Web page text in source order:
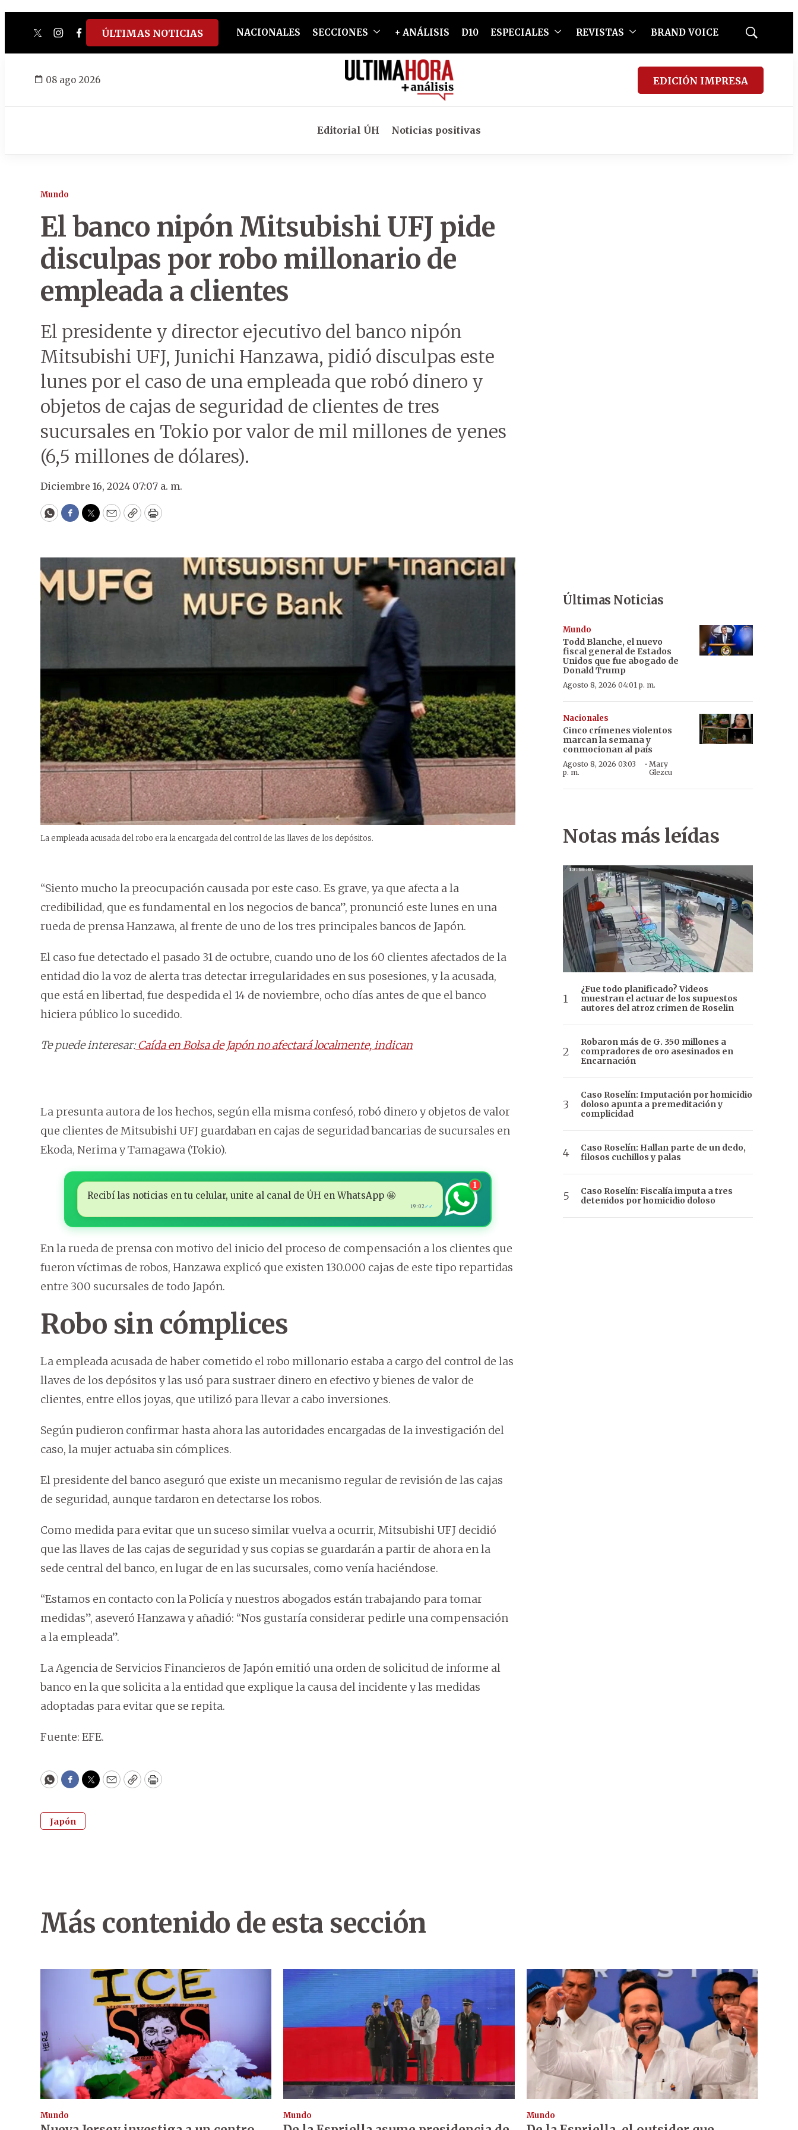
twitterinstagram
facebook
tiktokyoutube
spotify
ÚLTIMAS NOTICIAS NACIONALES SECCIONES + ANÁLISIS D10 ESPECIALES REVISTAS BRAND VOICE
Mostrar
08 ago 2026 EDICIÓN IMPRESA
Editorial ÚH Noticias positivas
Mundo
El banco nipón Mitsubishi UFJ pide
disculpas por robo millonario de
empleada a clientes
El presidente y director ejecutivo del banco nipón
Mitsubishi UFJ, Junichi Hanzawa, pidió disculpas este
lunes por el caso de una empleada que robó dinero y
objetos de cajas de seguridad de clientes de tres
sucursales en Tokio por valor de mil millones de yenes
(6,5 millones de dólares).
Diciembre 16, 2024 07:07 a. m.
WhatsApp
Facebook
Twitter
EmailCopyPrint
La empleada acusada del robo era la encargada del control de las llaves de los depósitos.
“Siento mucho la preocupación causada por este caso. Es grave, ya que afecta a la
credibilidad, que es fundamental en los negocios de banca”, pronunció este lunes en una
rueda de prensa Hanzawa, al frente de uno de los tres principales bancos de Japón.
El caso fue detectado el pasado 31 de octubre, cuando uno de los 60 clientes afectados de la
entidad dio la voz de alerta tras detectar irregularidades en sus posesiones, y la acusada,
que está en libertad, fue despedida el 14 de noviembre, ocho días antes de que el banco
hiciera público lo sucedido.
Te puede interesar:Caída en Bolsa de Japón no afectará localmente, indican
La presunta autora de los hechos, según ella misma confesó, robó dinero y objetos de valor
que clientes de Mitsubishi UFJ guardaban en cajas de seguridad bancarias de sucursales en
Ekoda, Nerima y Tamagawa (Tokio).
Recibí las noticias en tu celular, unite al canal de ÚH en WhatsApp 🤩
19:02✓✓
1
En la rueda de prensa con motivo del inicio del proceso de compensación a los clientes que
fueron víctimas de robos, Hanzawa explicó que existen 130.000 cajas de este tipo repartidas
entre 300 sucursales de todo Japón.
Robo sin cómplices
La empleada acusada de haber cometido el robo millonario estaba a cargo del control de las
llaves de los depósitos y las usó para sustraer dinero en efectivo y bienes de valor de
clientes, entre ellos joyas, que utilizó para llevar a cabo inversiones.
Según pudieron confirmar hasta ahora las autoridades encargadas de la investigación del
caso, la mujer actuaba sin cómplices.
El presidente del banco aseguró que existe un mecanismo regular de revisión de las cajas
de seguridad, aunque tardaron en detectarse los robos.
Como medida para evitar que un suceso similar vuelva a ocurrir, Mitsubishi UFJ decidió
que las llaves de las cajas de seguridad y sus copias se guardarán a partir de ahora en la
sede central del banco, en lugar de en las sucursales, como venía haciéndose.
“Estamos en contacto con la Policía y nuestros abogados están trabajando para tomar
medidas”, aseveró Hanzawa y añadió: “Nos gustaría considerar pedirle una compensación
a la empleada”.
La Agencia de Servicios Financieros de Japón emitió una orden de solicitud de informe al
banco en la que solicita a la entidad que explique la causa del incidente y las medidas
adoptadas para evitar que se repita.
Fuente: EFE.
WhatsApp
Facebook
Twitter
EmailCopyPrint
Japón
Últimas Noticias
Mundo
Todd Blanche, el nuevo
fiscal general de Estados
Unidos que fue abogado de
Donald Trump
Agosto 8, 2026 04:01 p. m.
Nacionales
Cinco crímenes violentos
marcan la semana y
conmocionan al país
Agosto 8, 2026 03:03
p. m.
·Mary
Glezcu
Notas más leídas
¿Fue todo planificado? Videos
muestran el actuar de los supuestos
autores del atroz crimen de Roselin
Robaron más de G. 350 millones a
compradores de oro asesinados en
Encarnación
Caso Roselín: Imputación por homicidio
doloso apunta a premeditación y
complicidad
Caso Roselín: Hallan parte de un dedo,
filosos cuchillos y palas
Caso Roselín: Fiscalía imputa a tres
detenidos por homicidio doloso
Más contenido de esta sección
Mundo Mundo Mundo